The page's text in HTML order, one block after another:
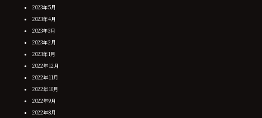
2023年5月
2023年4月
2023年3月
2023年2月
2023年1月
2022年12月
2022年11月
2022年10月
2022年9月
2022年8月